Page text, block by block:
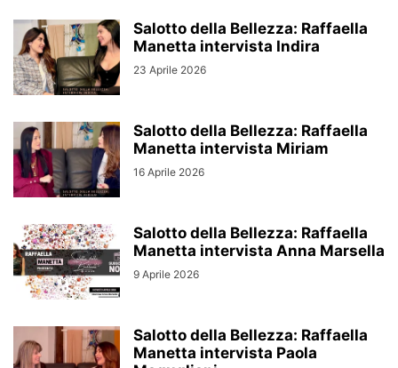
Salotto della Bellezza: Raffaella
Manetta intervista Indira
23 Aprile 2026
Salotto della Bellezza: Raffaella
Manetta intervista Miriam
16 Aprile 2026
Salotto della Bellezza: Raffaella
Manetta intervista Anna Marsella
9 Aprile 2026
Salotto della Bellezza: Raffaella
Manetta intervista Paola